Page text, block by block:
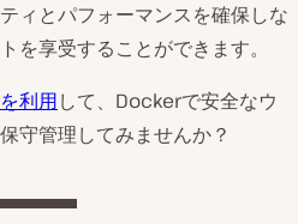
ィとパフォーマンスを確保しな
を享受することができます。
利用して、Dockerで安全なウ
守管理してみませんか？